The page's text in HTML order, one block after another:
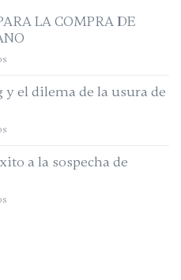
LA COMPRA DE
PARA
VIVIENDA
EN
el dilema de la usura de
revolving
a la sospecha de